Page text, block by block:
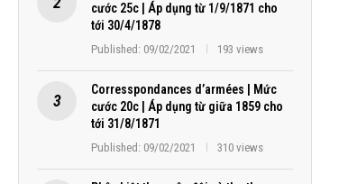
cước 25c | Áp dụng từ 1/9/1871 cho
tới 30/4/1878
Published: 09/02/2021 193 views
Corresspondances d’armées | Mức
cước 20c | Áp dụng từ giữa 1859 cho
tới 31/8/1871
Published: 09/02/2021 310 views